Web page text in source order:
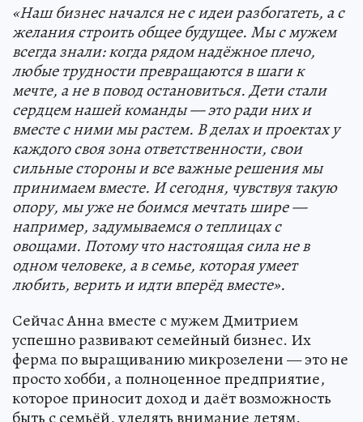
«Наш бизнес начался не с идеи разбогатеть, а с
желания строить общее будущее. Мы с мужем
всегда знали: когда рядом надёжное плечо,
любые трудности превращаются в шаги к
мечте, а не в повод остановиться. Дети стали
сердцем нашей команды — это ради них и
вместе с ними мы растем. В делах и проектах у
каждого своя зона ответственности, свои
сильные стороны и все важные решения мы
принимаем вместе. И сегодня, чувствуя такую
опору, мы уже не боимся мечтать шире —
например, задумываемся о теплицах с
овощами. Потому что настоящая сила не в
одном человеке, а в семье, которая умеет
любить, верить и идти вперёд вместе».
Сейчас Анна вместе с мужем Дмитрием
успешно развивают семейный бизнес. Их
ферма по выращиванию микрозелени — это не
просто хобби, а полноценное предприятие,
которое приносит доход и даёт возможность
быть с семьёй, уделять внимание детям.